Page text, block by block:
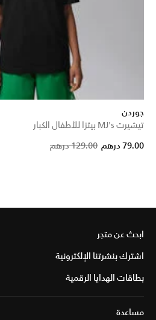
جوردن
تيشيرت MJ's بيتزا للأطفال الكبار
Price
129.00 درهم to
79.00 درهم
ابحث عن متجر
اشترك بنشرتنا الإلكترونية
بطاقات الهدايا الرقمية
مساعدة